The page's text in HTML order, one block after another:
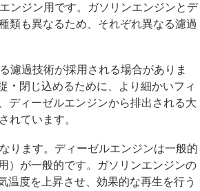
ンジン用です。ガソリンエンジンとデ
類も異なるため、それぞれ異なる濾過
濾過技術が採用される場合がありま
・閉じ込めるために、より細かいフィ
ディーゼルエンジンから排出される大
れています。
ります。ディーゼルエンジンは一般的
）が一般的です。ガソリンエンジンの
温度を上昇させ、効果的な再生を行う